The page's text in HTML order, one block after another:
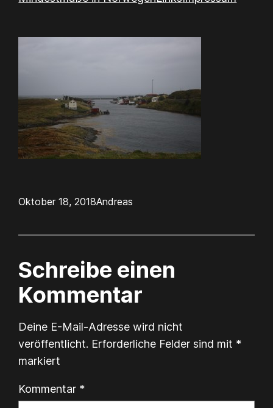
Oktober 18, 2018Andreas
Schreibe einen
Kommentar
Deine E-Mail-Adresse wird nicht
veröffentlicht. Erforderliche Felder sind mit *
markiert
Kommentar *